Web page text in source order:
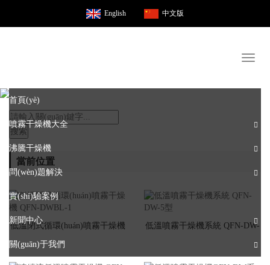
English 中文版
首頁(yè)
噴霧干燥機大全
沸騰干燥機
問(wèn)題解決
實(shí)驗案例
新聞中心
關(guān)于我們
搜索
當前位置
低溫閉式循環(huán)噴霧干燥機
QFN-DWBL-1
低溫噴霧干燥機系統 QFN-DW-